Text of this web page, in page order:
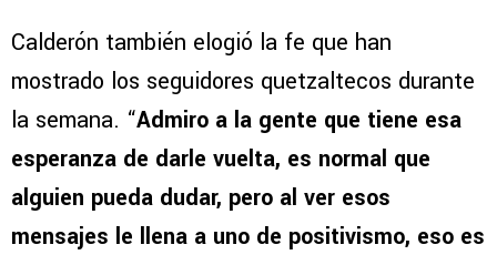
Calderón también elogió la fe que han
mostrado los seguidores quetzaltecos durante
la semana. “Admiro a la gente que tiene esa
esperanza de darle vuelta, es normal que
alguien pueda dudar, pero al ver esos
mensajes le llena a uno de positivismo, eso es